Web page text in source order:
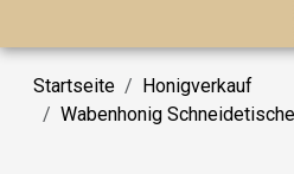
Startseite
Honigverkauf
Wabenhonig Schneidetische